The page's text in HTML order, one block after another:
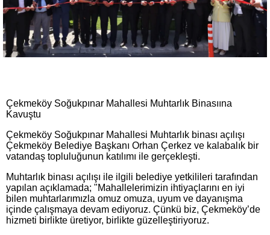
Çekmeköy Soğukpınar Mahallesi Muhtarlık Binasıına
Kavuştu
Çekmeköy Soğukpınar Mahallesi Muhtarlık binası açılışı
Çekmeköy Belediye Başkanı Orhan Çerkez ve kalabalık bir
vatandaş topluluğunun katılımı ile gerçekleşti.
Muhtarlık binası açılışı ile ilgili belediye yetkilileri tarafından
yapılan açıklamada; "Mahallelerimizin ihtiyaçlarını en iyi
bilen muhtarlarımızla omuz omuza, uyum ve dayanışma
içinde çalışmaya devam ediyoruz. Çünkü biz, Çekmeköy’de
hizmeti birlikte üretiyor, birlikte güzelleştiriyoruz.